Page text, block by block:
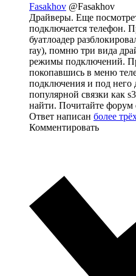
Fasakhov @Fasakhov
Драйверы. Еще
подключается телефон.
буатлоадер
ray), помню три вида
режимы подключений.
покопавшись в меню
подключения и под него
популярной связки как
найти. Почитайте форум
Ответ написан более
Комментировать